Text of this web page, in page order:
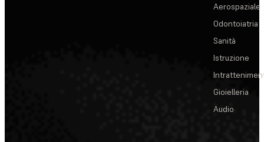
Aerospaziale
Odontoiatria
Sanità
Istruzione
Gioielleria
Audio